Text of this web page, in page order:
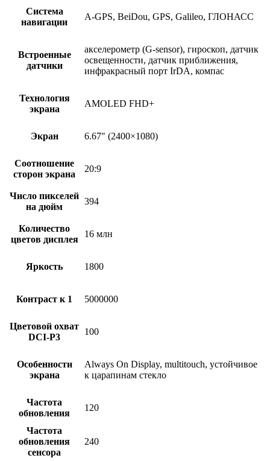
Система
навигации
A-GPS, BeiDou, GPS, Galileo, ГЛОНАСС
Встроенные
датчики
акселерометр (G-sensor), гироскоп, датчик
освещенности, датчик приближения,
инфракрасный порт IrDA, компас
Технология
экрана
AMOLED FHD+
Экран 6.67" (2400×1080)
Соотношение
сторон экрана
20:9
Число пикселей
на дюйм
394
Количество
цветов дисплея
16 млн
Яркость 1800
Контраст к 1 5000000
Цветовой охват
DCI-P3
100
Особенности
экрана
Always On Display, multitouch, устойчивое
к царапинам стекло
Частота
обновления
120
Частота
обновления
сенсора
240